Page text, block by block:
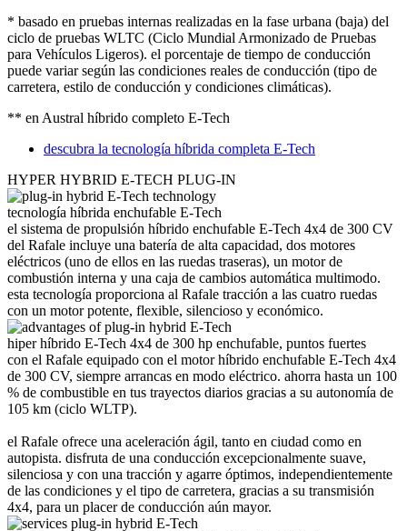
* basado en pruebas internas realizadas en la fase urbana (baja) del
ciclo de pruebas WLTC (Ciclo Mundial Armonizado de Pruebas
para Vehículos Ligeros). el porcentaje de tiempo de conducción
puede variar según las condiciones reales de conducción (tipo de
carretera, estilo de conducción y condiciones climáticas).
** en Austral híbrido completo E-Tech
descubra la tecnología híbrida completa E-Tech
HYPER HYBRID E-TECH PLUG-IN
tecnología híbrida enchufable E-Tech
el sistema de propulsión híbrido enchufable E-Tech 4x4 de 300 CV
del Rafale incluye una batería de alta capacidad, dos motores
eléctricos (uno de ellos en las ruedas traseras), un motor de
combustión interna y una caja de cambios automática multimodo.
esta tecnología proporciona al Rafale tracción a las cuatro ruedas
con un motor potente, flexible, silencioso y económico.
hiper híbrido E-Tech 4x4 de 300 hp enchufable, puntos fuertes
con el Rafale equipado con el motor híbrido enchufable E-Tech 4x4
de 300 CV, siempre arrancas en modo eléctrico. ahorra hasta un 100
% de combustible en tus trayectos diarios gracias a su autonomía de
105 km (ciclo WLTP).
el Rafale ofrece una aceleración ágil, tanto en ciudad como en
autopista. disfruta de una conducción excepcionalmente suave,
silenciosa y con una tracción y agarre óptimos, independientemente
de las condiciones y el tipo de carretera, gracias a su transmisión
4x4, para un placer de conducción aún mayor.